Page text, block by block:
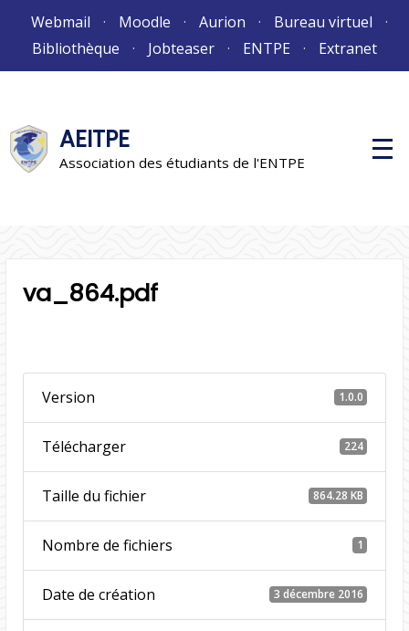
Webmail Moodle Aurion
Bureau virtuel
Bibliothèque
Jobteaser ENTPE Extranet
AEITPE
Association des étudiants de l'ENTPE
M
e
va_864.pdf
Version 1.0.0
Télécharger 224
Taille du fichier 864.28 KB
Nombre de fichiers 1
Date de création 3 décembre 2016